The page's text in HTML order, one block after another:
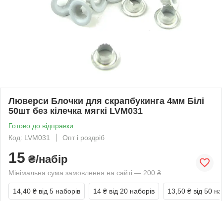
Люверси Блочки для скрапбукинга 4мм Білі
50шт без кілечка мягкі LVМ031
Готово до відправки
Код: LVМ031
Опт і роздріб
15 ₴/набір
Мінімальна сума замовлення на сайті — 200 ₴
14,40 ₴ від 5 наборів 14 ₴ від 20 наборів 13,50 ₴ від 50